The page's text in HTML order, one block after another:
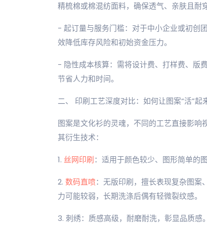
精梳棉或棉混纺面料，确保透气、亲肤且耐
- 起订量与服务门槛：对于中小企业或初创
效降低库存风险和初始资金压力。
- 隐性成本核算：需将设计费、打样费、版
节省人力和时间。
二、 印刷工艺深度对比：如何让图案“活”起
图案是文化衫的灵魂，不同的工艺直接影
其衍生技术：
1. 丝网印刷：适用于颜色较少、图形简单的
2. 数码直喷：无版印刷，擅长表现复杂图案
力可能较弱，长期洗涤后偶有轻微裂纹感。
3. 刺绣：质感高级，耐磨耐洗，彰显品质